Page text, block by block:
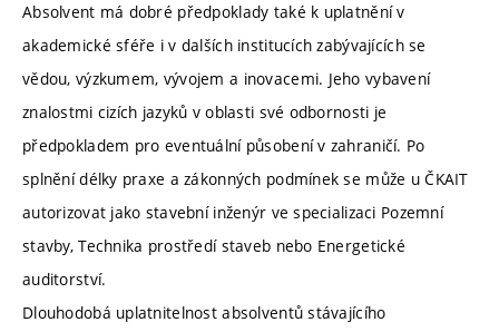
Absolvent má dobré předpoklady také k uplatnění v
akademické sféře i v dalších institucích zabývajících se
vědou, výzkumem, vývojem a inovacemi. Jeho vybavení
znalostmi cizích jazyků v oblasti své odbornosti je
předpokladem pro eventuální působení v zahraničí. Po
splnění délky praxe a zákonných podmínek se může u ČKAIT
autorizovat jako stavební inženýr ve specializaci Pozemní
stavby, Technika prostředí staveb nebo Energetické
auditorství.
Dlouhodobá uplatnitelnost absolventů stávajícího